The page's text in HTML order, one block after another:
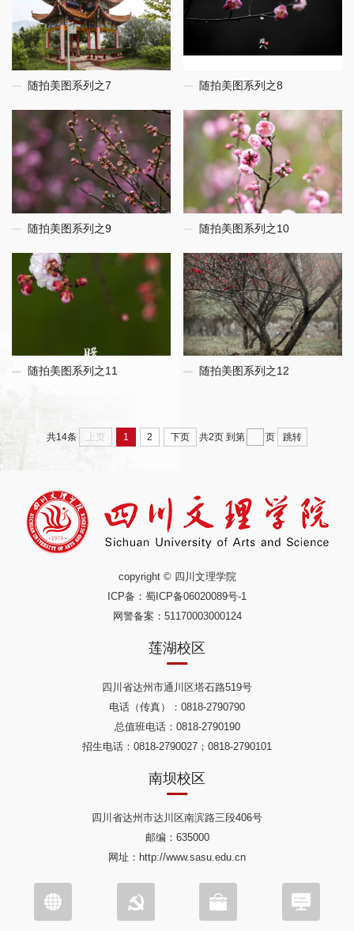
随拍美图系列之7 随拍美图系列之8
随拍美图系列之9 随拍美图系列之10
随拍美图系列之11 随拍美图系列之12
共14条 上页 1 2 下页 共2页 到第 页 跳转
copyright © 四川文理学院
ICP备： 蜀ICP备06020089号-1
网警备案：51170003000124
莲湖校区
四川省达州市通川区塔石路519号
电话（传真）：0818-2790790
总值班电话：0818-2790190
招生电话：0818-2790027；0818-2790101
南坝校区
四川省达州市达川区南滨路三段406号
邮编：635000
网址：http://www.sasu.edu.cn